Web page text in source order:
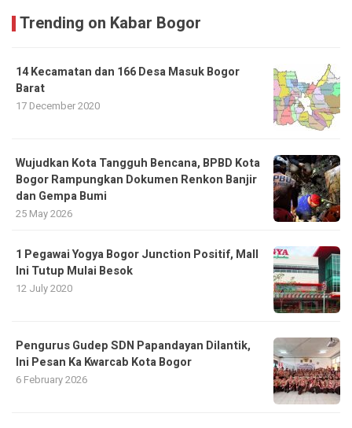
Trending on Kabar Bogor
14 Kecamatan dan 166 Desa Masuk Bogor
Barat
17 December 2020
​Wujudkan Kota Tangguh Bencana, BPBD Kota
Bogor Rampungkan Dokumen Renkon Banjir
dan Gempa Bumi
25 May 2026
1 Pegawai Yogya Bogor Junction Positif, Mall
Ini Tutup Mulai Besok
12 July 2020
Pengurus Gudep SDN Papandayan Dilantik,
Ini Pesan Ka Kwarcab Kota Bogor
6 February 2026